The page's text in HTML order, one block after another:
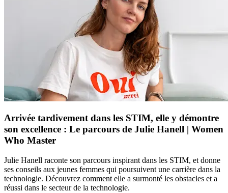
Arrivée tardivement dans les STIM, elle y démontre
son excellence : Le parcours de Julie Hanell | Women
Who Master
Julie Hanell raconte son parcours inspirant dans les STIM, et donne
ses conseils aux jeunes femmes qui poursuivent une carrière dans la
technologie. Découvrez comment elle a surmonté les obstacles et a
réussi dans le secteur de la technologie.